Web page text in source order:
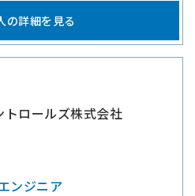
の詳細を見る
トロールズ株式会社
ンジニア